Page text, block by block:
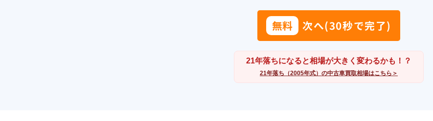
無料 次へ(30秒で完了)
21年落ちになると相場が大きく変わるかも！？
21年落ち（2005年式）の中古車買取相場はこちら＞